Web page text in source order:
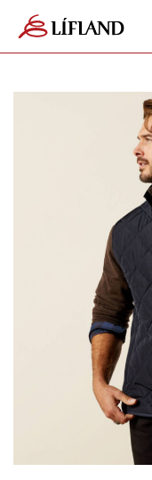
Karfan er tóm.